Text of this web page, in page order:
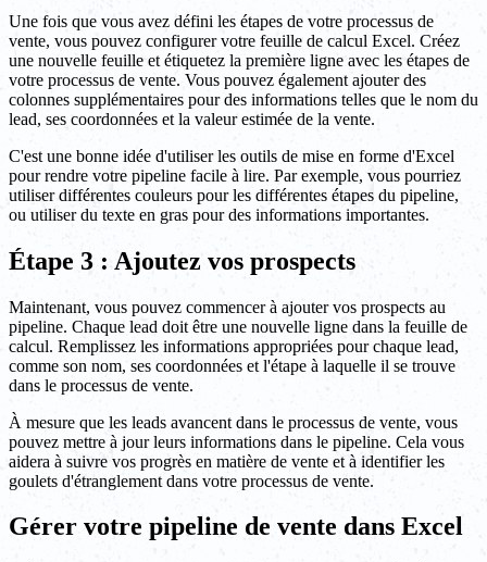
Une fois que vous avez défini les étapes de votre processus de
vente, vous pouvez configurer votre feuille de calcul Excel. Créez
une nouvelle feuille et étiquetez la première ligne avec les étapes de
votre processus de vente. Vous pouvez également ajouter des
colonnes supplémentaires pour des informations telles que le nom du
lead, ses coordonnées et la valeur estimée de la vente.
C'est une bonne idée d'utiliser les outils de mise en forme d'Excel
pour rendre votre pipeline facile à lire. Par exemple, vous pourriez
utiliser différentes couleurs pour les différentes étapes du pipeline,
ou utiliser du texte en gras pour des informations importantes.
Étape 3 : Ajoutez vos prospects
Maintenant, vous pouvez commencer à ajouter vos prospects au
pipeline. Chaque lead doit être une nouvelle ligne dans la feuille de
calcul. Remplissez les informations appropriées pour chaque lead,
comme son nom, ses coordonnées et l'étape à laquelle il se trouve
dans le processus de vente.
À mesure que les leads avancent dans le processus de vente, vous
pouvez mettre à jour leurs informations dans le pipeline. Cela vous
aidera à suivre vos progrès en matière de vente et à identifier les
goulets d'étranglement dans votre processus de vente.
Gérer votre pipeline de vente dans Excel